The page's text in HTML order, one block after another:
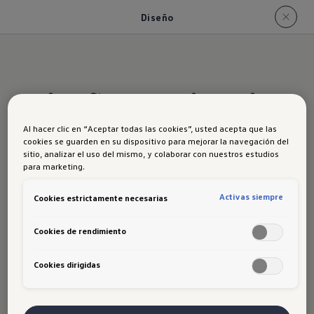
Diseño
Diseño que inspira
desde cada
ángulo
modernidad y sofisticación
llantas de 20”
tambiénmejoran su rendimiento sobre el
iluminación LEDacentúan su carácter futurista,
Al hacer clic en “Aceptar todas las cookies”, usted acepta que las
cookies se guarden en su dispositivo para mejorar la navegación del
sitio, analizar el uso del mismo, y colaborar con nuestros estudios
para marketing.
Cookies estrictamente necesarias Activas siempre
Cookies de rendimiento
Cookies dirigidas